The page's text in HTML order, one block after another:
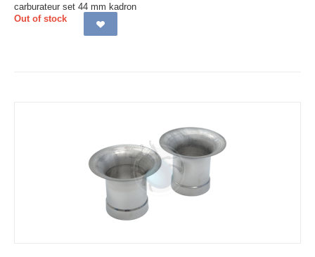
carburateur set 44 mm kadron
Out of stock